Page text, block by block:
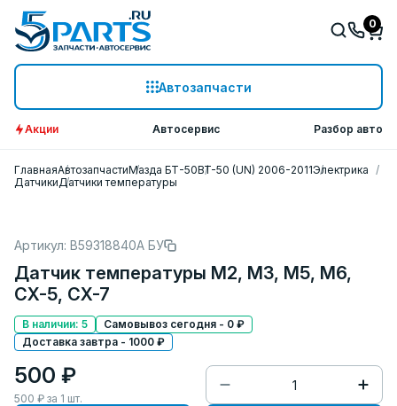
Автозапчасти
0
Акции Автосервис Разбор авто
ГлавнаяАвтозапчастиМазда БТ-50BT-50 (UN) 2006-2011Электрика
ДатчикиДатчики температуры
Артикул: B59318840A БУ
Датчик температуры M2, M3, M5, M6,
CX-5, CX-7
В наличии: 5
Самовывоз сегодня - 0 ₽
Доставка завтра - 1000 ₽
500 ₽
500 ₽ за 1 шт.